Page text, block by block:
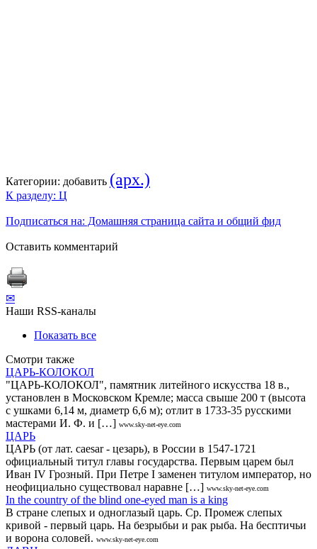
Категории: добавить (арх.)
К разделу: Ц
Подписаться на: Домашняя страница сайта и общий фид
Оставить комментарий
✉
Наши RSS-каналы
Показать все
Смотри также
ЦАРЬ-КОЛОКОЛ
"ЦАРЬ-КОЛОКОЛ", памятник литейного искусства 18 в.,
установлен в Московском Кремле; масса свыше 200 т (высота
с ушками 6,14 м, диаметр 6,6 м); отлит в 1733-35 русскими
мастерами И. Ф. и […] www.sky-net-eye.com
ЦАРЬ
ЦАРЬ (от лат. caesar - цезарь), в России в 1547-1721
официальный титул главы государства. Первым царем был
Иван IV Грозный. При Петре I заменен титулом император, но
неофициально существовал наравне […] www.sky-net-eye.com
In the country of the blind one-eyed man is a king
В стране слепых и одноглазый царь. Ср. Промеж слепых
кривой - первый царь. На безрыбьи и рак рыба. На бесптичьи
и ворона соловей. www.sky-net-eye.com